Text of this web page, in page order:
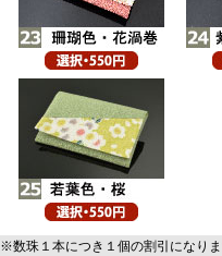
※数珠１本につき１個の割引になり